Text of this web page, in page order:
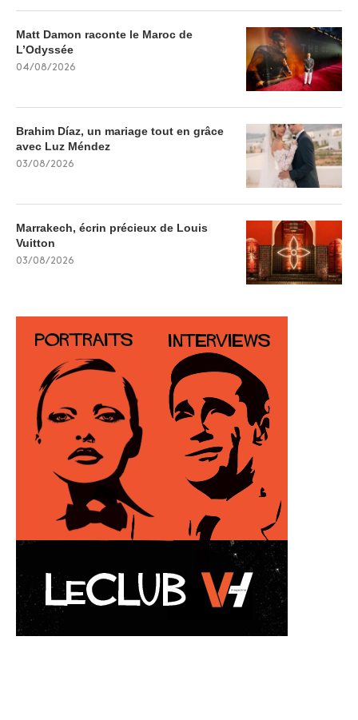
Matt Damon raconte le Maroc de
L’Odyssée
04/08/2026
Brahim Díaz, un mariage tout en grâce
avec Luz Méndez
03/08/2026
Marrakech, écrin précieux de Louis
Vuitton
03/08/2026